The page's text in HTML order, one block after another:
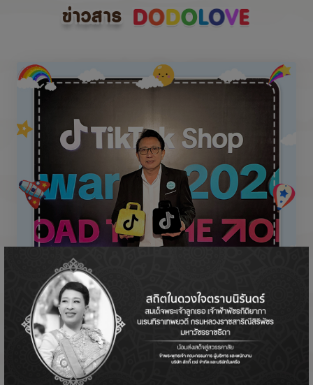
ข่าวสาร
DODOLOVE รับรางวัลในงาน TikTok Shop